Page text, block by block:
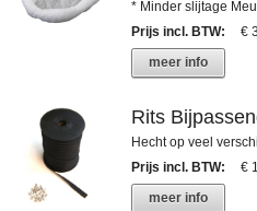
* Minder slijtage
Prijs incl. BTW:
€
meer info
Rits
Hecht op veel
Prijs incl. BTW:
€
meer info